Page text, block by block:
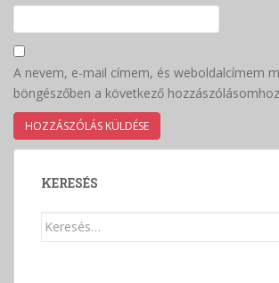
A nevem, e-mail címem, és weboldalcímem
böngészőben a következő
KERESÉS
Keresés: